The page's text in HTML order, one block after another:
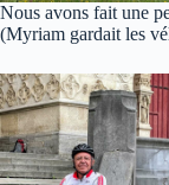
Nous avons fait une
(Myriam gardait les